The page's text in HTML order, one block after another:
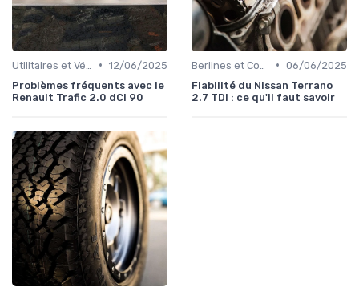
• 12/06/2025
Problèmes fréquents avec le
Renault Trafic 2.0 dCi 90
• 06/06/2025
Fiabilité du Nissan Terrano
2.7 TDI : ce qu'il faut savoir